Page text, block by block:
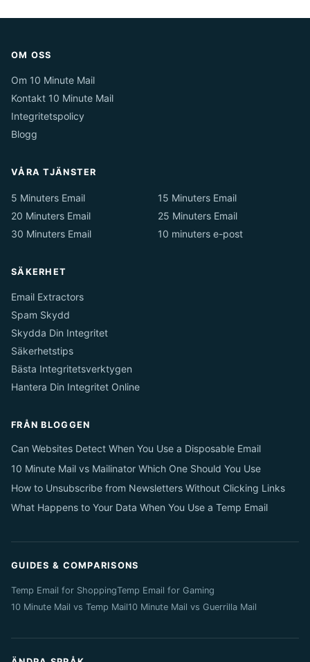
OM OSS
Om 10 Minute Mail
Kontakt 10 Minute Mail
Integritetspolicy
Blogg
VÅRA TJÄNSTER
5 Minuters Email
15 Minuters Email
20 Minuters Email
25 Minuters Email
30 Minuters Email
10 minuters e-post
SÄKERHET
Email Extractors
Spam Skydd
Skydda Din Integritet
Säkerhetstips
Bästa Integritetsverktygen
Hantera Din Integritet Online
FRÅN BLOGGEN
Can Websites Detect When You Use a Disposable Email
10 Minute Mail vs Mailinator Which One Should You Use
How to Unsubscribe from Newsletters Without Clicking Links
What Happens to Your Data When You Use a Temp Email
GUIDES & COMPARISONS
Temp Email for ShoppingTemp Email for Gaming
10 Minute Mail vs Temp Mail10 Minute Mail vs Guerrilla Mail